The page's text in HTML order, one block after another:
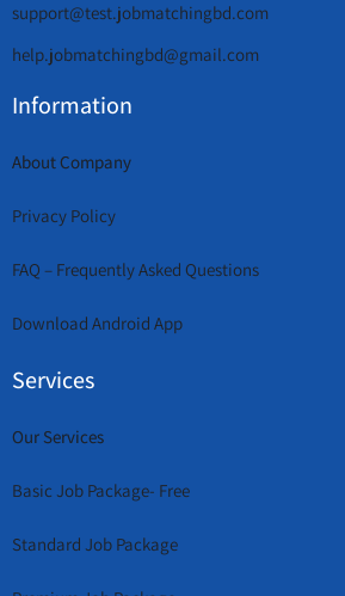
support@test.jobmatchingbd.com
help.jobmatchingbd@gmail.com
Information
About Company
Privacy Policy
FAQ – Frequently Asked Questions
Download Android App
Services
Our Services
Basic Job Package- Free
Standard Job Package